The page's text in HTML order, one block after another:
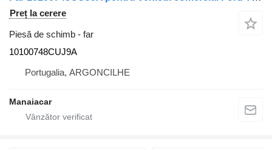
Preț la cerere
Piesă de schimb - far
10100748CUJ9A
Portugalia, ARGONCILHE
Manaiacar